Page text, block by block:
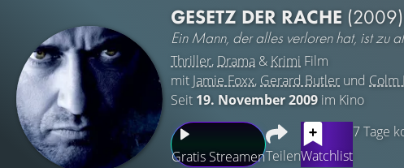
GESETZ DER RACHE (2009)
Ein Mann, der alles verloren hat, ist zu
Thriller, Drama & Krimi Film
mit Jamie Foxx, Gerard Butler und Colm
Seit 19. November 2009 im Kino
Gratis StreamenTeilenWatchlist
7 Tage